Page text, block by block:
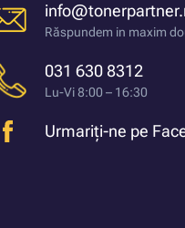
Răspundem in maxim
031 630 8312
Lu-Vi 8:00 – 16:30
Urmariți-ne pe